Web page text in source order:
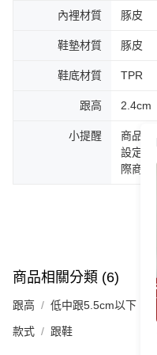
內裡材質 豚皮
鞋墊材質 豚皮
鞋底材質 TPR
跟高 2.4cm
小提醒
商品圖
設定不
際商
商品相關分類 (6)
跟高 低中跟5.5cm以下
款式 跟鞋